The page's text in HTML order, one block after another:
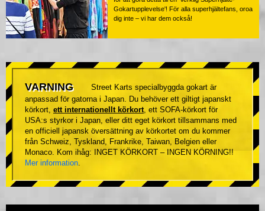
Gokartupplevelse'! För alla superhjältefans, oroa
dig inte – vi har dem också!
VARNING
Street Karts specialbyggda gokart är
anpassad för gatorna i Japan. Du behöver ett giltigt japanskt
körkort, ett internationellt körkort, ett SOFA-körkort för
USA:s styrkor i Japan, eller ditt eget körkort tillsammans med
en officiell japansk översättning av körkortet om du kommer
från Schweiz, Tyskland, Frankrike, Taiwan, Belgien eller
Monaco. Kom ihåg: INGET KÖRKORT – INGEN KÖRNING!!
Mer information.